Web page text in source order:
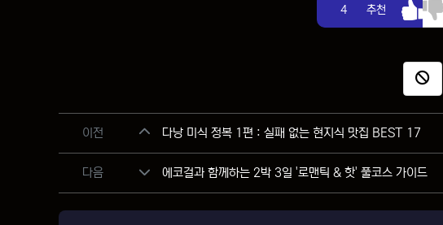
4 추천추천
신고
관련자료
이전 다낭 미식 정복 1편 : 실패 없는 현지식 맛집 BEST 17
다음 에코걸과 함께하는 2박 3일 '로맨틱 & 핫' 풀코스 가이드